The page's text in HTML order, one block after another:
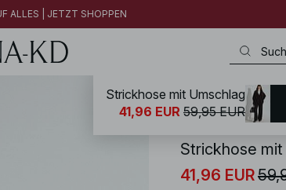
ALLES | JETZT SHOPPEN
NA-KD / Hosen /
Strickhose
41,96 EUR
Strickhose mit Umschlag
41,96 EUR 59,95 EUR